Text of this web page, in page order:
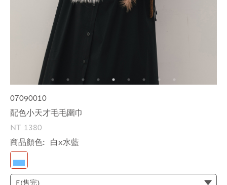
07090010
配色小天才毛毛圍巾
NT 1380
商品顏色:
白x水藍